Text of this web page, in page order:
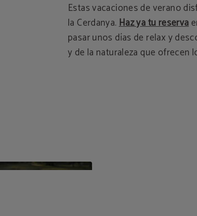
Estas vacaciones de verano
la Cerdanya.Haz ya tu reserva
pasar unos días de relax y
y de la naturaleza que ofrecen